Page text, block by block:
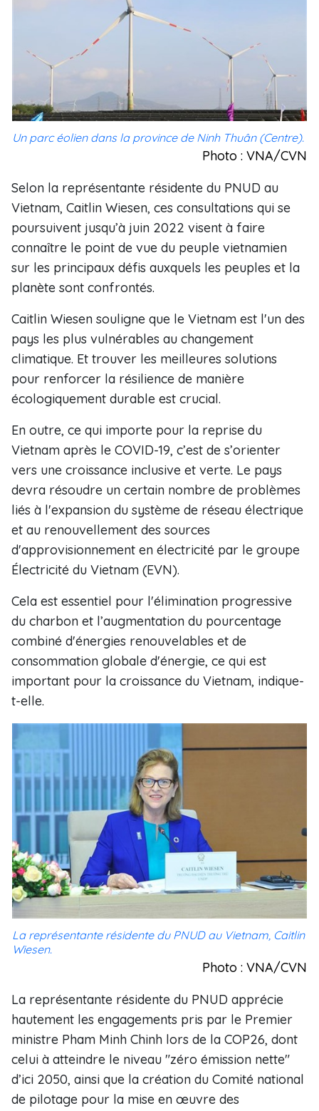
Un parc éolien dans la province de Ninh Thuân (Centre).
Photo : VNA/CVN
Selon la représentante résidente du PNUD au
Vietnam, Caitlin Wiesen, ces consultations qui se
poursuivent jusqu’à juin 2022 visent à faire
connaître le point de vue du peuple vietnamien
sur les principaux défis auxquels les peuples et la
planète sont confrontés.
Caitlin Wiesen souligne que le Vietnam est l'un des
pays les plus vulnérables au changement
climatique. Et trouver les meilleures solutions
pour renforcer la résilience de manière
écologiquement durable est crucial.
En outre, ce qui importe pour la reprise du
Vietnam après le COVID-19, c’est de s’orienter
vers une croissance inclusive et verte. Le pays
devra résoudre un certain nombre de problèmes
liés à l'expansion du système de réseau électrique
et au renouvellement des sources
d'approvisionnement en électricité par le groupe
Électricité du Vietnam (EVN).
Cela est essentiel pour l'élimination progressive
du charbon et l’augmentation du pourcentage
combiné d'énergies renouvelables et de
consommation globale d'énergie, ce qui est
important pour la croissance du Vietnam, indique-
t-elle.
La représentante résidente du PNUD au Vietnam, Caitlin
Wiesen.
Photo : VNA/CVN
La représentante résidente du PNUD apprécie
hautement les engagements pris par le Premier
ministre Pham Minh Chinh lors de la COP26, dont
celui à atteindre le niveau "zéro émission nette"
d’ici 2050, ainsi que la création du Comité national
de pilotage pour la mise en œuvre des